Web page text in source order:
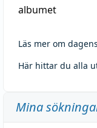
albumet
Läs mer om
Här hittar du alla
Mina